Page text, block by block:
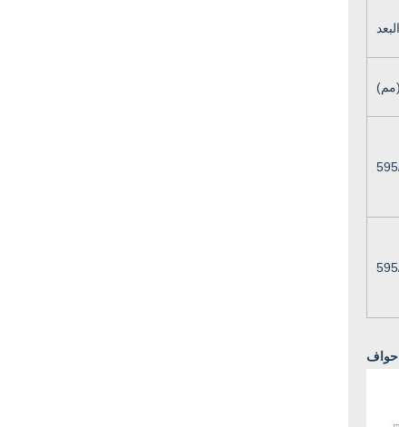
البعد
حواف